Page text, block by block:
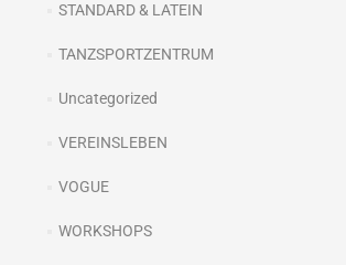
STANDARD & LATEIN
TANZSPORTZENTRUM
Uncategorized
VEREINSLEBEN
VOGUE
WORKSHOPS